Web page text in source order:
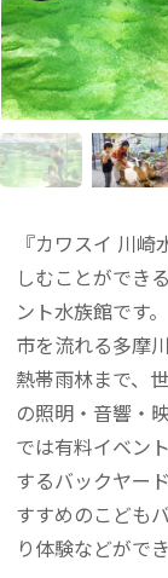
『カワスイ 川
しむことができ
ント水族館です
市を流れる多摩
熱帯雨林まで、
の照明・音響・
では有料イベン
するバックヤー
すすめのこども
り体験などがで